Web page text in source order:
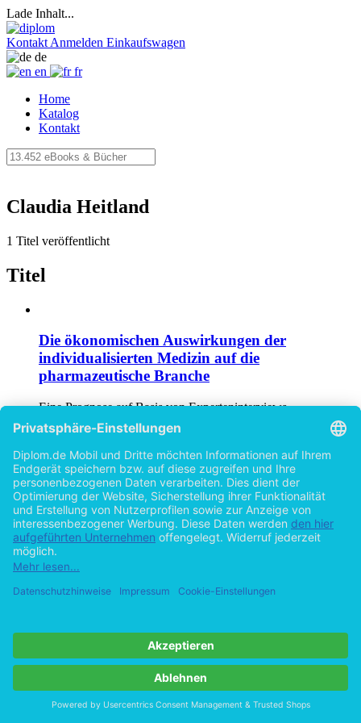
Lade Inhalt...
Kontakt Anmelden Einkaufswagen
de
en
fr
Home
Katalog
Kontakt
Claudia Heitland
1 Titel veröffentlicht
Titel
Die ökonomischen Auswirkungen der
individualisierten Medizin auf die
pharmazeutische Branche
Eine Prognose auf Basis von Experteninterviews
von
Claudia Heitland (Autor:in)
©2000 Diplomarbeit 152 Seiten
Hilfe/FAQ
Impressum
Datenschutz
AGB
Vertrag widerrufen
Zur Desktop-Version
Copyright ©Imprint in der Bedey & Thoms Media GmbH
Cookie-Einstellungen